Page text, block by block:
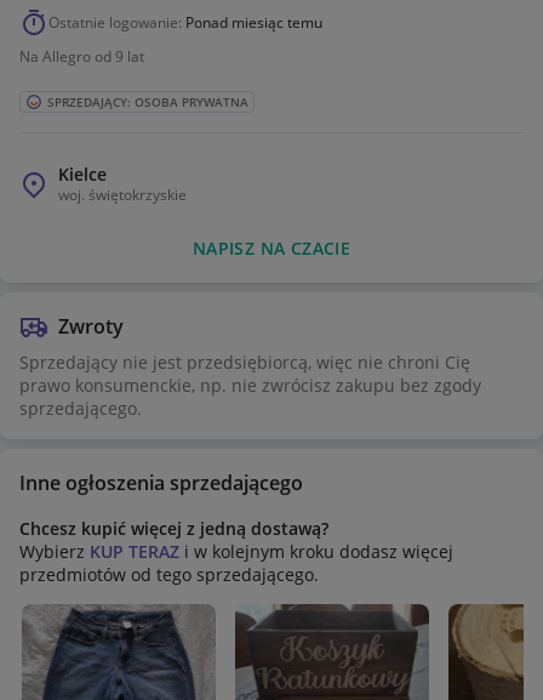
Ostatnie logowanie: Ponad miesiąc temu
Na Allegro od 9 lat
SPRZEDAJĄCY: OSOBA PRYWATNA
Kielce
woj. świętokrzyskie
NAPISZ NA CZACIE
Zwroty
Sprzedający nie jest przedsiębiorcą, więc nie chroni Cię
prawo konsumenckie, np. nie zwrócisz zakupu bez zgody
sprzedającego.
Inne ogłoszenia sprzedającego
Chcesz kupić więcej z jedną dostawą?
Wybierz KUP TERAZ i w kolejnym kroku dodasz więcej
przedmiotów od tego sprzedającego.